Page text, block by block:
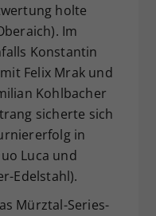
holte
Im
Konstantin
Felix Mrak und
Kohlbacher
sicherte sich
in
Luca und
Edelstahl).
Mürztal-Series-